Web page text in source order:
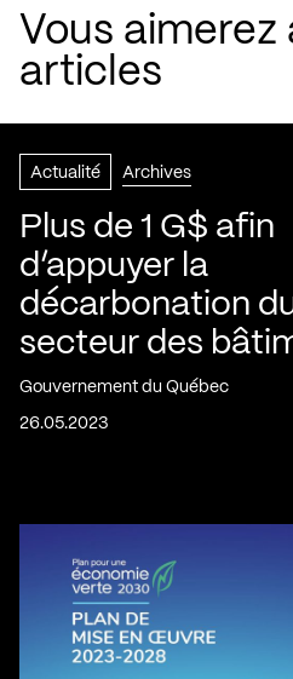
Vous aimerez
articles
Actualité Archives
Plus de 1 G$ afin
d’appuyer la
décarbonation
secteur des
Gouvernement du Québec
26.05.2023